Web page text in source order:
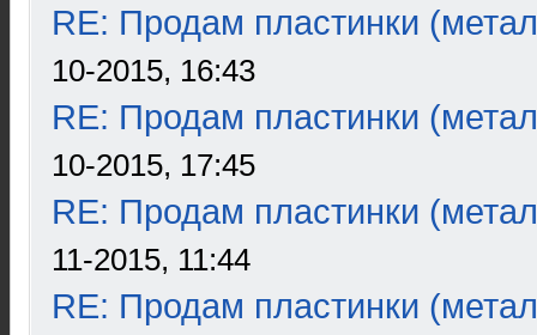
RE: Продам пластинки
10-2015, 16:43
RE: Продам пластинки
10-2015, 17:45
RE: Продам пластинки
11-2015, 11:44
RE: Продам пластинки